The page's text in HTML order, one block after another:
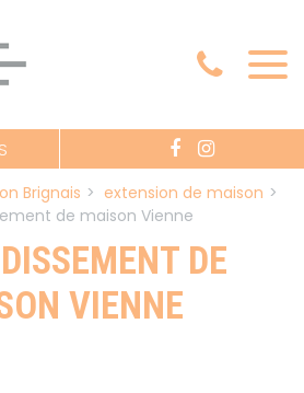
Brignais
extension de maison
de maison Vienne
DE
VIENNE